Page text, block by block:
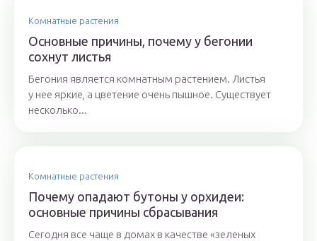
Комнатные растения
Основные причины, почему у бегонии
сохнут листья
Бегония является комнатным растением. Листья
у нее яркие, а цветение очень пышное. Существует
несколько...
Комнатные растения
Почему опадают бутоны у орхидеи:
основные причины сбрасывания
Сегодня все чаще в домах в качестве «зеленых